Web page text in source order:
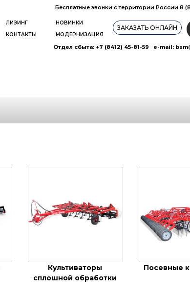
Бесплатные звонки с территории России 8
ЛИЗИНГ
НОВИНКИ
КОНТАКТЫ МОДЕРНИЗАЦИЯ
ЗАКАЗАТЬ ОНЛАЙН
Отдел сбыта: +7 (8412) 45-81-59 e-mail:
Культиваторы
сплошной обработки
Посевные